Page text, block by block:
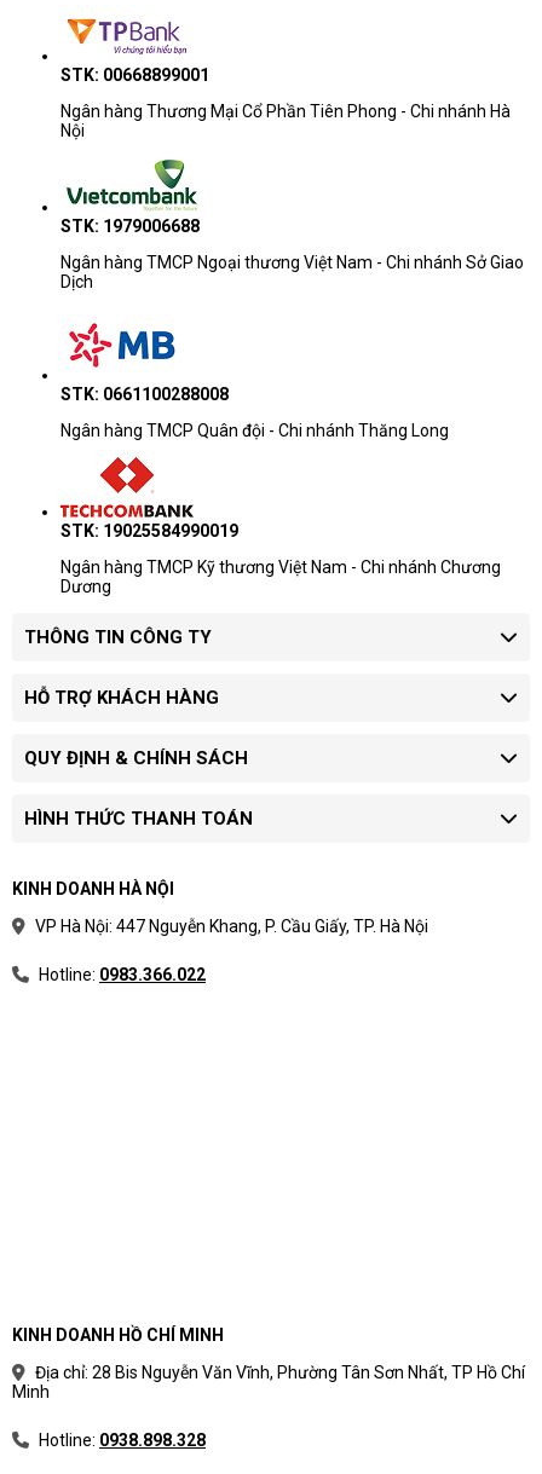
STK: 00668899001
Ngân hàng Thương Mại Cổ Phần Tiên Phong - Chi nhánh Hà
Nội
STK: 1979006688
Ngân hàng TMCP Ngoại thương Việt Nam - Chi nhánh Sở Giao
Dịch
STK: 0661100288008
Ngân hàng TMCP Quân đội - Chi nhánh Thăng Long
STK: 19025584990019
Ngân hàng TMCP Kỹ thương Việt Nam - Chi nhánh Chương
Dương
THÔNG TIN CÔNG TY
HỖ TRỢ KHÁCH HÀNG
QUY ĐỊNH & CHÍNH SÁCH
HÌNH THỨC THANH TOÁN
KINH DOANH HÀ NỘI
VP Hà Nội: 447 Nguyễn Khang, P. Cầu Giấy, TP. Hà Nội
Hotline: 0983.366.022
KINH DOANH HỒ CHÍ MINH
Địa chỉ: 28 Bis Nguyễn Văn Vĩnh, Phường Tân Sơn Nhất, TP Hồ Chí
Minh
Hotline: 0938.898.328